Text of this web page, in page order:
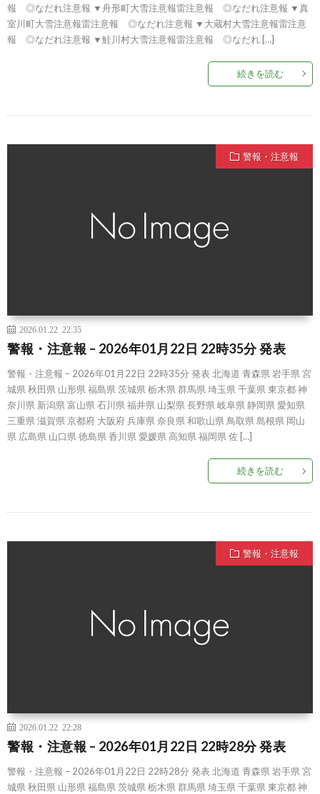
報 ◎なだれ注意報 ▼舟形町大雪注意報雷注意報 ◎なだれ注意報 ▼真
室川町大雪注意報雷注意報 ◎なだれ注意報 ▼大蔵村大雪注意報雷注意
報 ◎なだれ注意報 ▼鮭川村大雪注意報雷注意報 ◎なだれ […]
続きを読む
警報・注意報
2026.01.22 22:35
警報・注意報 – 2026年01月22日 22時35分 発表
警報・注意報 – 2026年01月22日 22時35分 発表 北海道 青森県 岩手県 宮
城県 秋田県 山形県 福島県 茨城県 栃木県 群馬県 埼玉県 千葉県 東京都 神
奈川県 新潟県 富山県 石川県 福井県 山梨県 長野県 岐阜県 静岡県 愛知県
三重県 滋賀県 京都府 大阪府 兵庫県 奈良県 和歌山県 鳥取県 島根県 岡山
県 広島県 山口県 徳島県 香川県 愛媛県 高知県 福岡県 佐 […]
続きを読む
警報・注意報
2026.01.22 22:28
警報・注意報 – 2026年01月22日 22時28分 発表
警報・注意報 – 2026年01月22日 22時28分 発表 北海道 青森県 岩手県 宮
城県 秋田県 山形県 福島県 茨城県 栃木県 群馬県 埼玉県 千葉県 東京都 神